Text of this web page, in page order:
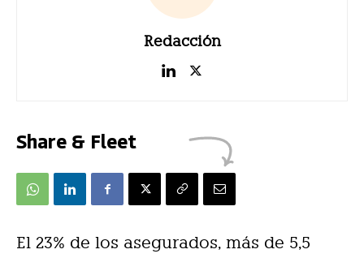
Redacción
Share & Fleet
El 23% de los asegurados, más de 5,5